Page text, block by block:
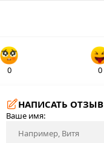
0 0
НАПИСАТЬ ОТЗЫВ
Ваше имя: